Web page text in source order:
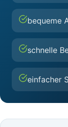
bequeme
schnelle
einfacher